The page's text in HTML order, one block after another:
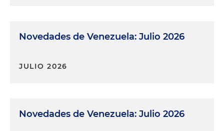
Novedades de Venezuela: Julio 2026
JULIO 2026
Novedades de Venezuela: Julio 2026